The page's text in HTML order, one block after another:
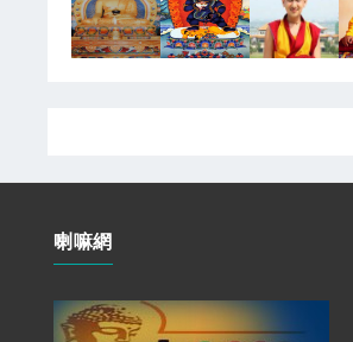
喇嘛網